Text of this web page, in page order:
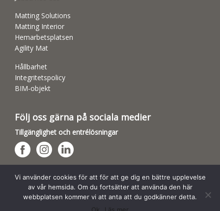
Matting Solutions
Matting Interior
Hemarbetsplatsen
Agility Mat
Hållbarhet
Integritetspolicy
BIM-objekt
Följ oss gärna på sociala medier
Tillgänglighet och entrélösningar
Hundsporthallar
Vi använder cookies för att för att ge dig en bättre upplevelse
av vår hemsida. Om du fortsätter att använda den här
webbplatsen kommer vi att anta att du godkänner detta.